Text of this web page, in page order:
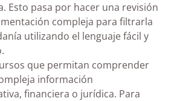
Esto pasa por hacer una revisión
compleja para filtrarla
utilizando el lenguaje fácil y
que permitan comprender
información
financiera o jurídica. Para